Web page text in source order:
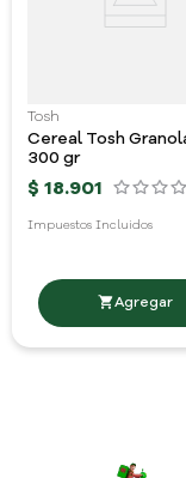
Tosh
Cereal Tosh
300 gr
$ 18.901
Impuestos Incluidos